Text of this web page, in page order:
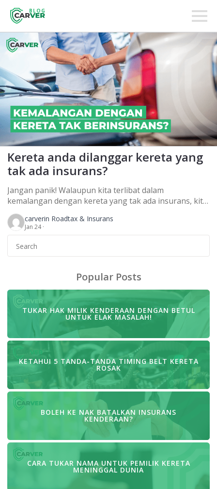
BLOG
Kereta anda dilanggar kereta yang
tak ada insurans?
Jangan panik! Walaupun kita terlibat dalam
kemalangan dengan kereta yang tak ada insurans, kita
masih boleh tuntut kerugian. Kita jugak boleh buat
tuntutan saman atas kapasiti persendirian di
mahkamah. Yelah, kereta tu tak ada insurans tak kan
kita kena ganti sendiri pulak kan! Kereta yang tak ada
insurans ini akan diperintahkan untuk membayar
carverin Roadtax & Insurans
Jan 24 ·
for:
Popular Posts
TUKAR HAK MILIK KENDERAAN DENGAN BETUL
UNTUK ELAK MASALAH!
KETAHUI 5 TANDA-TANDA TIMING BELT KERETA
ROSAK
BOLEH KE NAK BATALKAN INSURANS
KENDERAAN?
CARA TUKAR NAMA UNTUK PEMILIK KERETA
MENINGGAL DUNIA